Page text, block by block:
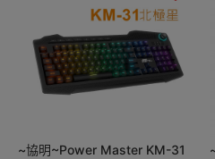
~協明~Power Master KM-31